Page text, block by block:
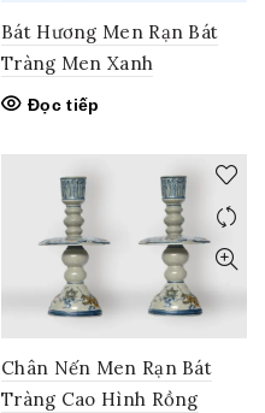
Bát Hương Men Rạn Bát
Tràng Men Xanh
Đọc tiếp
Chân Nến Men Rạn Bát
Tràng Cao Hình Rồng